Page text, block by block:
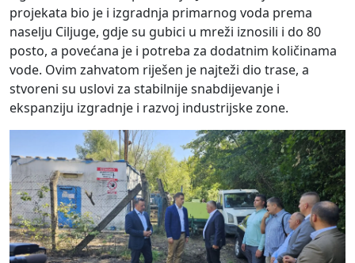
projekata bio je i izgradnja primarnog voda prema
naselju Ciljuge, gdje su gubici u mreži iznosili i do 80
posto, a povećana je i potreba za dodatnim količinama
vode. Ovim zahvatom riješen je najteži dio trase, a
stvoreni su uslovi za stabilnije snabdijevanje i
ekspanziju izgradnje i razvoj industrijske zone.